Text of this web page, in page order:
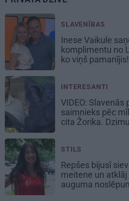
SLAVENĪBAS
Inese Vaikule
komplimentu no
ko viņš pamanījis!
INTERESANTI
VIDEO: Slavenās
saimnieks pēc
cita Žorika.
STILS
Repšes bijusī
meitene un
auguma